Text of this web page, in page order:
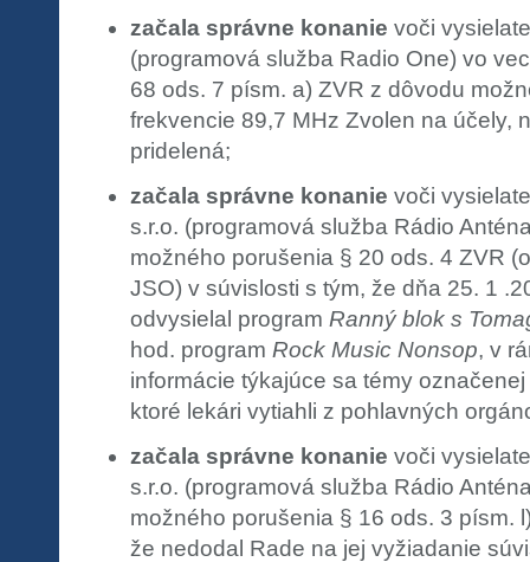
začala správne konanie voči
(programová služba Radio One) vo
68 ods. 7 písm. a) ZVR z dôvodu
frekvencie 89,7 MHz Zvolen na účely,
pridelená;
začala správne konanie voči
s.r.o. (programová služba Rádio
možného porušenia § 20 ods. 4 ZVR
JSO) v súvislosti s tým, že dňa 25. 1
odvysielal program Ranný blok s
hod. program Rock Music Nonsop, v
informácie týkajúce sa témy
ktoré lekári vytiahli z pohlavných
začala správne konanie voči
s.r.o. (programová služba Rádio
možného porušenia § 16 ods. 3 písm.
že nedodal Rade na jej vyžiadanie